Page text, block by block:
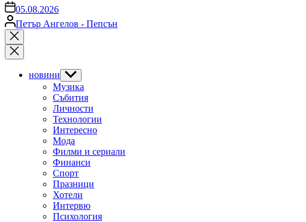
on05.08.2026
Posted
by
Петър Ангелов - Пепсън
Close
search
новини Show
sub
menu
Музика
Събития
Личности
Технологии
Интересно
Мода
Филми и сериали
Финанси
Спорт
Празници
Хотели
Интервю
Психология